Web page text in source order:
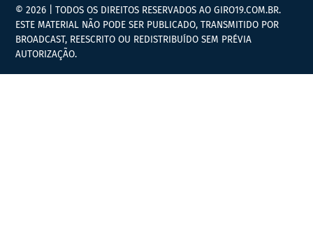
© 2026 | TODOS OS DIREITOS RESERVADOS AO GIRO19.COM.BR.
ESTE MATERIAL NÃO PODE SER PUBLICADO, TRANSMITIDO POR
BROADCAST, REESCRITO OU REDISTRIBUÍDO SEM PRÉVIA
AUTORIZAÇÃO.